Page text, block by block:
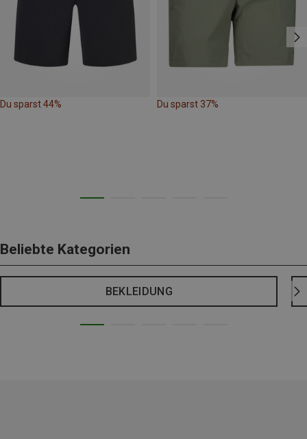
Du sparst 44% Du sparst 37%
Beliebte Kategorien
BEKLEIDUNG